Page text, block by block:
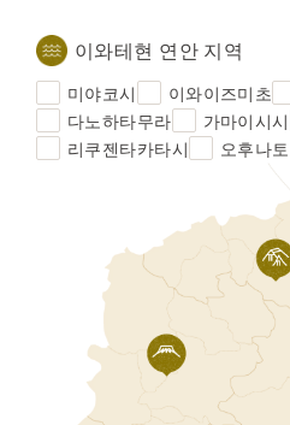
이와테현 연안 지역
미야코시 이와이즈미초
다노하타무라
가마이시시
리쿠젠타카타시
오후나